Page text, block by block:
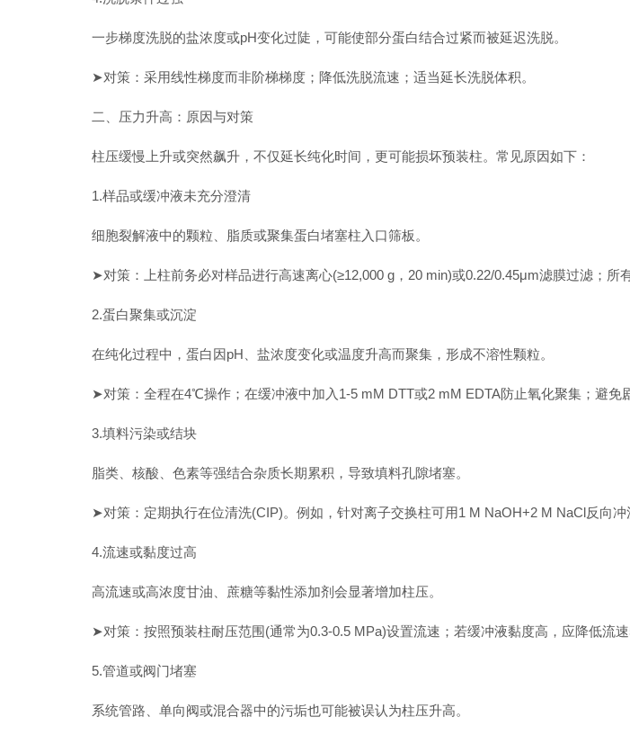
一步梯度洗脱的盐浓度或pH变化过陡，可能使部分蛋白结合过紧而被延迟洗脱。
➤对策：采用线性梯度而非阶梯梯度；降低洗脱流速；适当延长洗脱体积。
二、压力升高：原因与对策
柱压缓慢上升或突然飙升，不仅延长纯化时间，更可能损坏预装柱。常见原因如下：
1.样品或缓冲液未充分澄清
细胞裂解液中的颗粒、脂质或聚集蛋白堵塞柱入口筛板。
➤对策：上柱前务必对样品进行高速离心(≥12,000 g，20 min)或0.22/0.45μm滤膜过滤；所
2.蛋白聚集或沉淀
在纯化过程中，蛋白因pH、盐浓度变化或温度升高而聚集，形成不溶性颗粒。
➤对策：全程在4℃操作；在缓冲液中加入1-5 mM DTT或2 mM EDTA防止氧化聚集；避免剧
3.填料污染或结块
脂类、核酸、色素等强结合杂质长期累积，导致填料孔隙堵塞。
➤对策：定期执行在位清洗(CIP)。例如，针对离子交换柱可用1 M NaOH+2 M NaCl反向冲
4.流速或黏度过高
高流速或高浓度甘油、蔗糖等黏性添加剂会显著增加柱压。
➤对策：按照预装柱耐压范围(通常为0.3-0.5 MPa)设置流速；若缓冲液黏度高，应降低流速
5.管道或阀门堵塞
系统管路、单向阀或混合器中的污垢也可能被误认为柱压升高。